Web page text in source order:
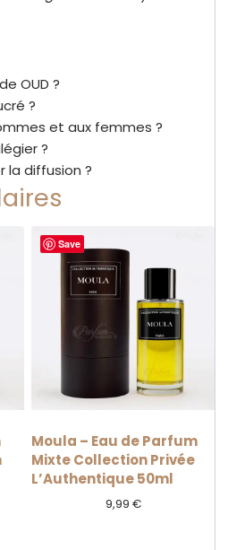
OUD ?
?
et aux femmes ?
?
la diffusion ?
Save
Moula – Eau de Parfum
Mixte Collection Privée
L’Authentique 50ml
9,99 €